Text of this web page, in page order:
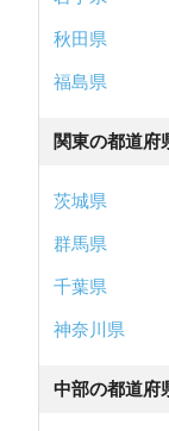
秋田県
福島県
関東の都道府
茨城県
群馬県
千葉県
神奈川県
中部の都道府